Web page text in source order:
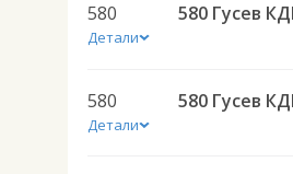
580
Детали
580
Детали